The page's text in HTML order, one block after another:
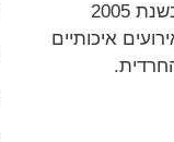
את קייטרינג Royal King למהדרין הקמנו בשנת 2005
איכותיים